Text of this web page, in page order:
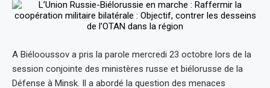
A Biélooussov a pris la parole mercredi 23 octobre lors de la
session conjointe des ministères russe et biélorusse de la
Défense à Minsk. Il a abordé la question des menaces